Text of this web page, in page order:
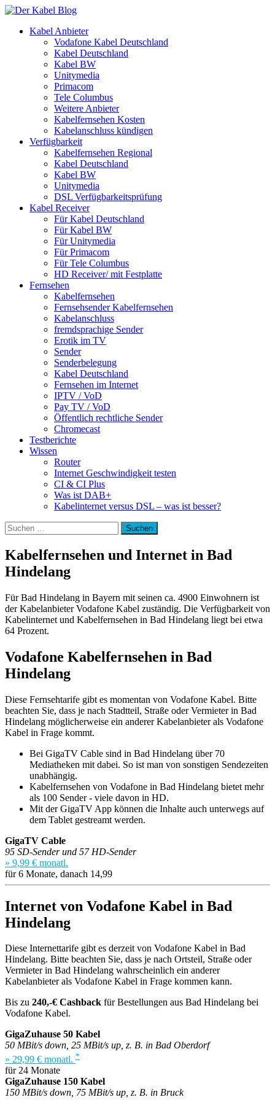
Kabel Anbieter
Vodafone Kabel Deutschland
Kabel Deutschland
Kabel BW
Unitymedia
Primacom
Tele Columbus
Weitere Anbieter
Kabelfernsehen Kosten
Kabelanschluss kündigen
Verfügbarkeit
Kabelfernsehen Regional
Kabel Deutschland
Kabel BW
Unitymedia
DSL Verfügbarkeitsprüfung
Kabel Receiver
Für Kabel Deutschland
Für Kabel BW
Für Unitymedia
Für Primacom
Für Tele Columbus
HD Receiver/ mit Festplatte
Fernsehen
Kabelfernsehen
Fernsehsender Kabelfernsehen
Kabelanschluss
fremdsprachige Sender
Erotik im TV
Sender
Senderbelegung
Kabel Deutschland
Fernsehen im Internet
IPTV / VoD
Pay TV / VoD
Öffentlich rechtliche Sender
Chromecast
Testberichte
Wissen
Router
Internet Geschwindigkeit testen
CI & CI Plus
Was ist DAB+
Kabelinternet versus DSL – was ist besser?
Suchen
nach:
Kabelfernsehen und Internet in Bad
Hindelang
Für Bad Hindelang in Bayern mit seinen ca. 4900 Einwohnern ist
der Kabelanbieter Vodafone Kabel zuständig. Die Verfügbarkeit von
Kabelinternet und Kabelfernsehen in Bad Hindelang liegt bei etwa
64 Prozent.
Vodafone Kabelfernsehen in Bad
Hindelang
Diese Fernsehtarife gibt es momentan von Vodafone Kabel. Bitte
beachten Sie, dass je nach Stadtteil, Straße oder Vermieter in Bad
Hindelang möglicherweise ein anderer Kabelanbieter als Vodafone
Kabel in Frage kommt.
Bei GigaTV Cable sind in Bad Hindelang über 70
Mediatheken mit dabei. So ist man von sonstigen Sendezeiten
unabhängig.
Kabelfernsehen von Vodafone in Bad Hindelang bietet mehr
als 100 Sender - viele davon in HD.
Mit der GigaTV App können die Inhalte auch unterwegs auf
dem Tablet gestreamt werden.
GigaTV Cable
95 SD-Sender und 57 HD-Sender
» 9,99 € monatl.
für 6 Monate, danach 14,99
Internet von Vodafone Kabel in Bad
Hindelang
Diese Internettarife gibt es derzeit von Vodafone Kabel in Bad
Hindelang. Bitte beachten Sie, dass je nach Ortsteil, Straße oder
Vermieter in Bad Hindelang wahrscheinlich ein anderer
Kabelanbieter als Vodafone Kabel in Frage kommen kann.
Bis zu 240,-€ Cashback für Bestellungen aus Bad Hindelang bei
Vodafone Kabel.
GigaZuhause 50 Kabel
50 MBit/s down, 25 MBit/s up, z. B. in Bad Oberdorf
» 29,99 € monatl. *
für 24 Monate
GigaZuhause 150 Kabel
150 MBit/s down, 75 MBit/s up, z. B. in Bruck